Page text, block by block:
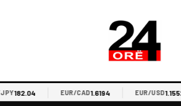
EUR/CAD1.6194 EUR/USD1.1552